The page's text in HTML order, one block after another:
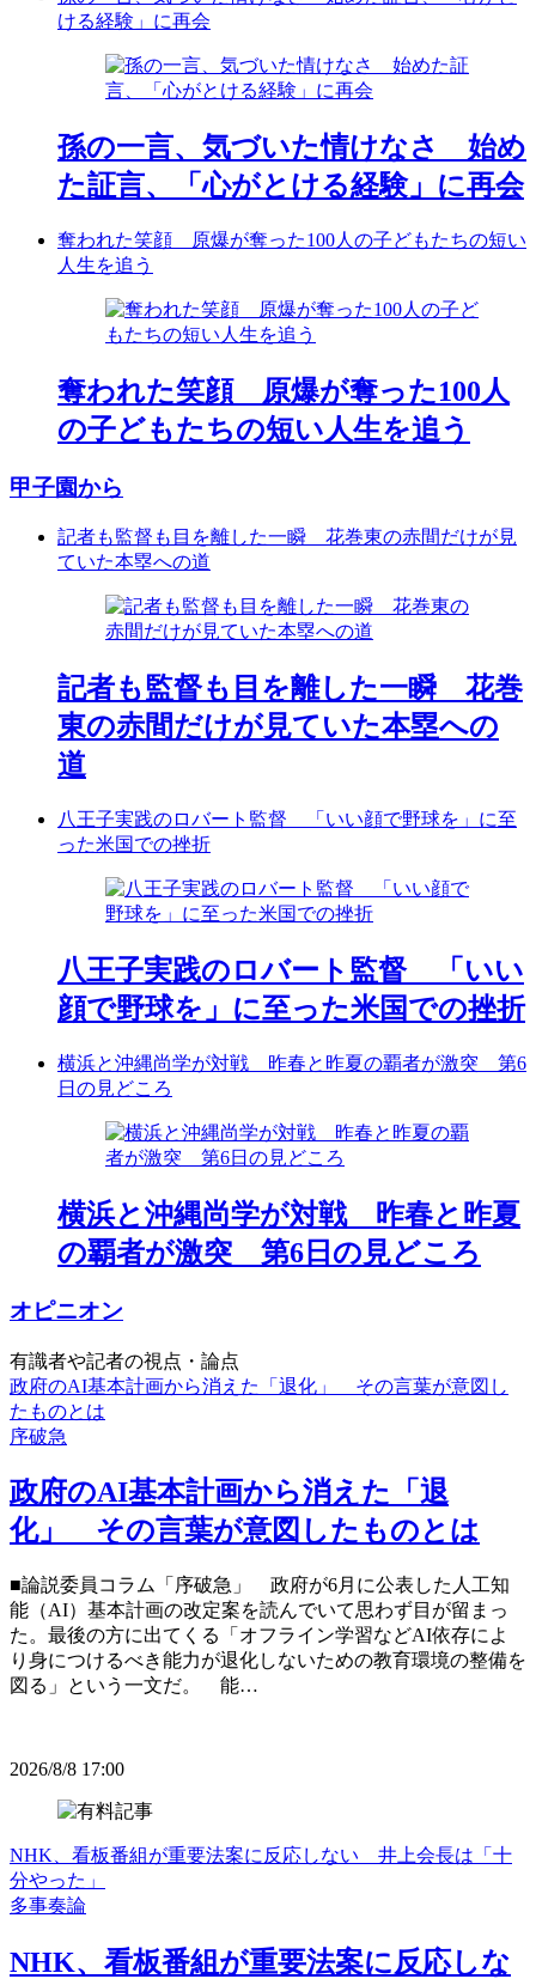
ける経験」に再会
孫の一言、気づいた情けなさ 始め
た証言、「心がとける経験」に再会
奪われた笑顔 原爆が奪った100人の子どもたちの短い
人生を追う
奪われた笑顔 原爆が奪った100人
の子どもたちの短い人生を追う
甲子園から
記者も監督も目を離した一瞬 花巻東の赤間だけが見
ていた本塁への道
記者も監督も目を離した一瞬 花巻
東の赤間だけが見ていた本塁への
道
八王子実践のロバート監督 「いい顔で野球を」に至
った米国での挫折
八王子実践のロバート監督 「いい
顔で野球を」に至った米国での挫折
横浜と沖縄尚学が対戦 昨春と昨夏の覇者が激突 第6
日の見どころ
横浜と沖縄尚学が対戦 昨春と昨夏
の覇者が激突 第6日の見どころ
オピニオン
有識者や記者の視点・論点
政府のAI基本計画から消えた「退化」 その言葉が意図し
たものとは
序破急
政府のAI基本計画から消えた「退
化」 その言葉が意図したものとは
■論説委員コラム「序破急」 政府が6月に公表した人工知
能（AI）基本計画の改定案を読んでいて思わず目が留まっ
た。最後の方に出てくる「オフライン学習などAI依存によ
り身につけるべき能力が退化しないための教育環境の整備を
図る」という一文だ。 能…
2026/8/8 17:00
NHK、看板番組が重要法案に反応しない 井上会長は「十
分やった」
多事奏論
NHK、看板番組が重要法案に反応しな